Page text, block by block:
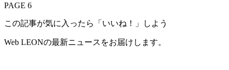
PAGE 6
この記事が気に入ったら「いいね！」しよう
Web LEONの最新ニュースをお届けします。